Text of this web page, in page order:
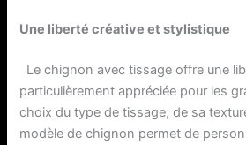
Une liberté créative et stylistique
Le chignon avec tissage offre une
particulièrement appréciée pour les
choix du type de tissage, de sa
modèle de chignon permet de